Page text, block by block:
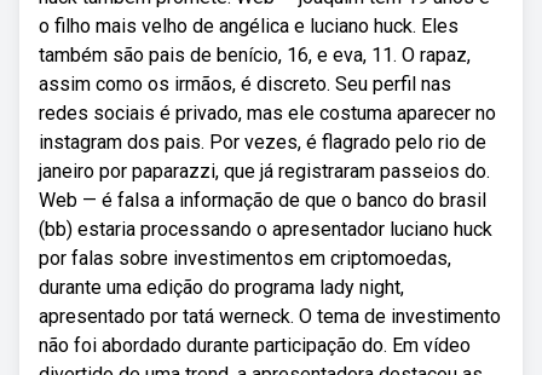
o filho mais velho de angélica e luciano huck. Eles
também são pais de benício, 16, e eva, 11. O rapaz,
assim como os irmãos, é discreto. Seu perfil nas
redes sociais é privado, mas ele costuma aparecer no
instagram dos pais. Por vezes, é flagrado pelo rio de
janeiro por paparazzi, que já registraram passeios do.
Web — é falsa a informação de que o banco do brasil
(bb) estaria processando o apresentador luciano huck
por falas sobre investimentos em criptomoedas,
durante uma edição do programa lady night,
apresentado por tatá werneck. O tema de investimento
não foi abordado durante participação do. Em vídeo